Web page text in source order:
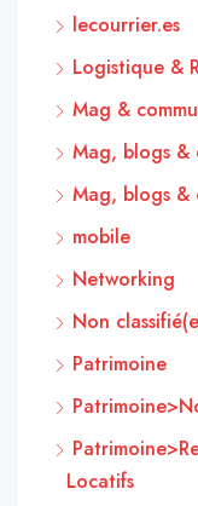
lecourrier.es
Logistique &
Mag &
Mag, blogs &
Mag, blogs &
mobile
Networking
Non
Patrimoine
Locatifs